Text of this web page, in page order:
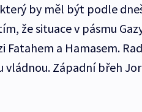
by měl být podle
že situace v pásmu
Fatahem a Hamasem.
vládnou. Západní břeh